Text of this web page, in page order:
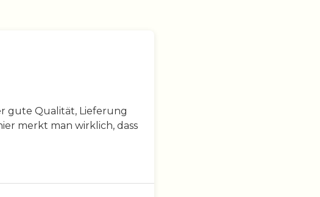
gute Qualität, Lieferung
merkt man wirklich, dass